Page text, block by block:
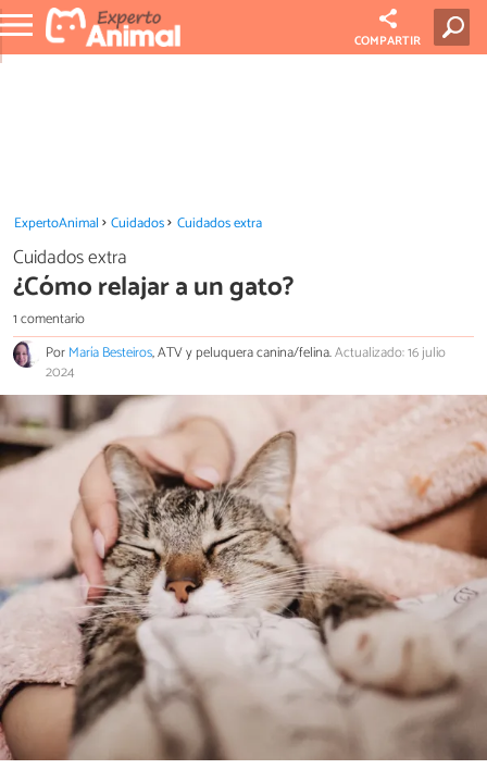
COMPARTIR
ExpertoAnimal Cuidados Cuidados extra
Cuidados extra
¿Cómo relajar a un gato?
1 comentario
PorMaría Besteiros, ATV y peluquera canina/felina.Actualizado: 16 julio
2024